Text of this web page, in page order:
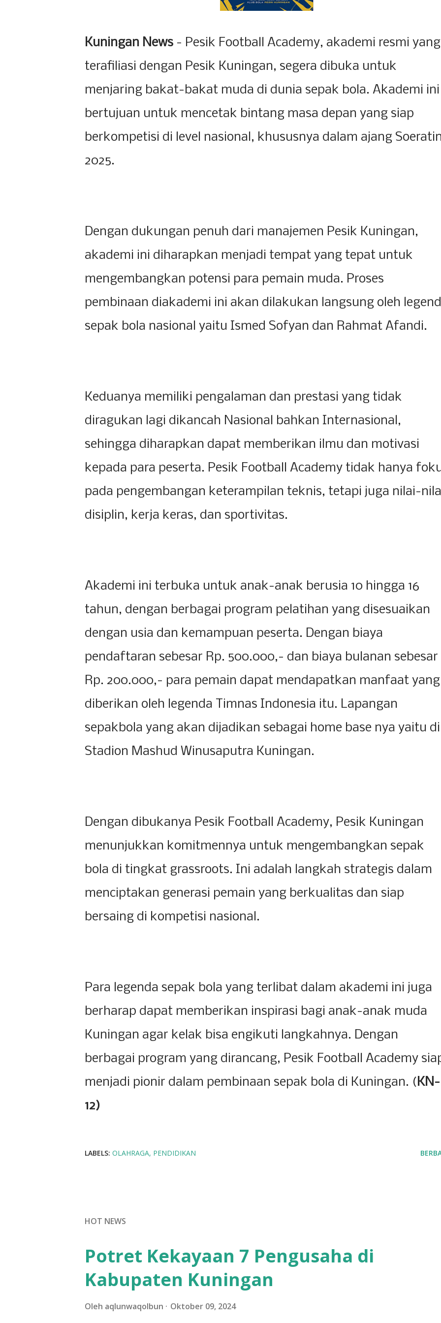
Kuningan News - Pesik Football Academy, akademi resmi yang
terafiliasi dengan Pesik Kuningan, segera dibuka untuk
menjaring bakat-bakat muda di dunia sepak bola. Akademi ini
bertujuan untuk mencetak bintang masa depan yang siap
berkompetisi di level nasional, khususnya dalam ajang
2025.
Dengan dukungan penuh dari manajemen Pesik Kuningan,
akademi ini diharapkan menjadi tempat yang tepat untuk
mengembangkan potensi para pemain muda. Proses
pembinaan diakademi ini akan dilakukan langsung oleh
sepak bola nasional yaitu Ismed Sofyan dan Rahmat Afandi.
Keduanya memiliki pengalaman dan prestasi yang tidak
diragukan lagi dikancah Nasional bahkan Internasional,
sehingga diharapkan dapat memberikan ilmu dan motivasi
kepada para peserta. Pesik Football Academy tidak hanya
pada pengembangan keterampilan teknis, tetapi juga nilai-
disiplin, kerja keras, dan sportivitas.
Akademi ini terbuka untuk anak-anak berusia 10 hingga 16
tahun, dengan berbagai program pelatihan yang disesuaikan
dengan usia dan kemampuan peserta. Dengan biaya
pendaftaran sebesar Rp. 500.000,- dan biaya bulanan sebesar
Rp. 200.000,- para pemain dapat mendapatkan manfaat yang
diberikan oleh legenda Timnas Indonesia itu. Lapangan
sepakbola yang akan dijadikan sebagai home base nya yaitu di
Stadion Mashud Winusaputra Kuningan.
Dengan dibukanya Pesik Football Academy, Pesik Kuningan
menunjukkan komitmennya untuk mengembangkan sepak
bola di tingkat grassroots. Ini adalah langkah strategis dalam
menciptakan generasi pemain yang berkualitas dan siap
bersaing di kompetisi nasional.
Para legenda sepak bola yang terlibat dalam akademi ini juga
berharap dapat memberikan inspirasi bagi anak-anak muda
Kuningan agar kelak bisa engikuti langkahnya. Dengan
berbagai program yang dirancang, Pesik Football Academy
menjadi pionir dalam pembinaan sepak bola di Kuningan. (KN-
12)
LABELS: OLAHRAGA PENDIDIKAN
HOT NEWS
Potret Kekayaan 7 Pengusaha di
Kabupaten Kuningan
Oleh aqlunwaqolbun Oktober 09, 2024